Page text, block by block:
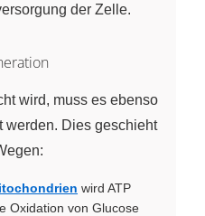
der Zelle.
wird, muss es ebenso
werden. Dies geschieht
wird ATP
Oxidation von Glucose